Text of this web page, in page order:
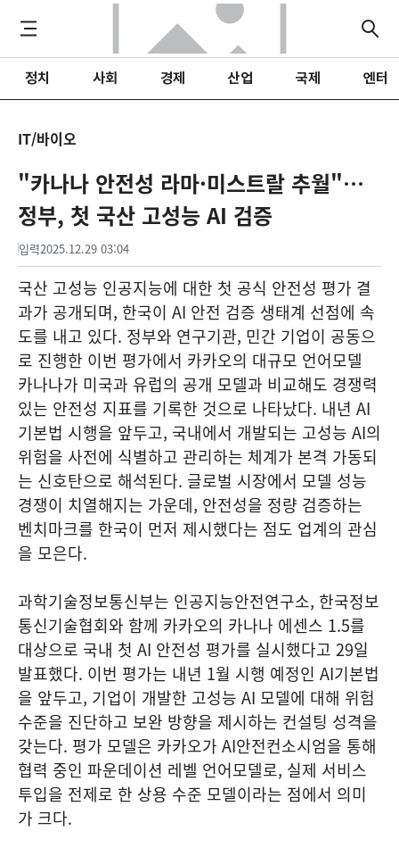
정치 사회 경제 산업 국제 엔터
IT/바이오
"카나나 안전성 라마·미스트랄 추월"…
정부, 첫 국산 고성능 AI 검증
입력2025.12.29 03:04
국산 고성능 인공지능에 대한 첫 공식 안전성 평가 결
과가 공개되며, 한국이 AI 안전 검증 생태계 선점에 속
도를 내고 있다. 정부와 연구기관, 민간 기업이 공동으
로 진행한 이번 평가에서 카카오의 대규모 언어모델
카나나가 미국과 유럽의 공개 모델과 비교해도 경쟁력
있는 안전성 지표를 기록한 것으로 나타났다. 내년 AI
기본법 시행을 앞두고, 국내에서 개발되는 고성능 AI의
위험을 사전에 식별하고 관리하는 체계가 본격 가동되
는 신호탄으로 해석된다. 글로벌 시장에서 모델 성능
경쟁이 치열해지는 가운데, 안전성을 정량 검증하는
벤치마크를 한국이 먼저 제시했다는 점도 업계의 관심
을 모은다.
과학기술정보통신부는 인공지능안전연구소, 한국정보
통신기술협회와 함께 카카오의 카나나 에센스 1.5를
대상으로 국내 첫 AI 안전성 평가를 실시했다고 29일
발표했다. 이번 평가는 내년 1월 시행 예정인 AI기본법
을 앞두고, 기업이 개발한 고성능 AI 모델에 대해 위험
수준을 진단하고 보완 방향을 제시하는 컨설팅 성격을
갖는다. 평가 모델은 카카오가 AI안전컨소시엄을 통해
협력 중인 파운데이션 레벨 언어모델로, 실제 서비스
투입을 전제로 한 상용 수준 모델이라는 점에서 의미
가 크다.